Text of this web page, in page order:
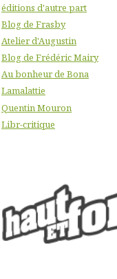
éditions d'autre part
Blog de Frasby
Atelier d'Augustin
Blog de Frédéric Mairy
Au bonheur de Bona
Lamalattie
Quentin Mouron
Libr-critique